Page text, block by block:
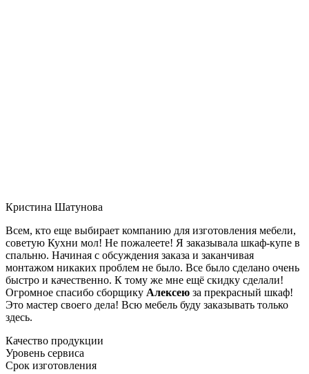
Кристина Шатунова
Всем, кто еще выбирает компанию для изготовления мебели,
советую Кухни мол! Не пожалеете! Я заказывала шкаф-купе в
спальню. Начиная с обсуждения заказа и заканчивая
монтажом никаких проблем не было. Все было сделано очень
быстро и качественно. К тому же мне ещё скидку сделали!
Огромное спасибо сборщику Алексею за прекрасный шкаф!
Это мастер своего дела! Всю мебель буду заказывать только
здесь.
Качество продукции
Уровень сервиса
Срок изготовления